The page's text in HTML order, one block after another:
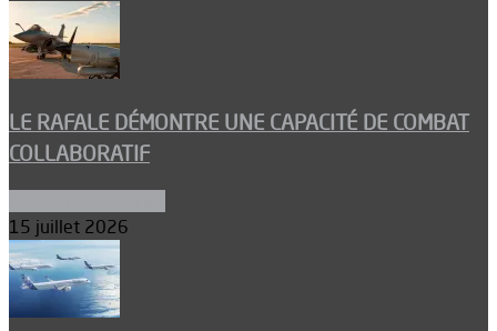
LE RAFALE DÉMONTRE UNE CAPACITÉ DE COMBAT
COLLABORATIF
15 juillet 2026